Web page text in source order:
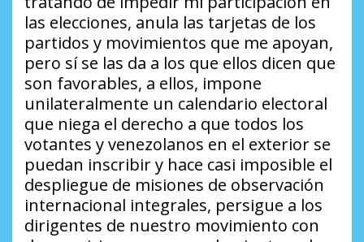
las elecciones, anula las tarjetas de los
partidos y movimientos que me apoyan,
pero sí se las da a los que ellos dicen que
son favorables, a ellos, impone
unilateralmente un calendario electoral
que niega el derecho a que todos los
votantes y venezolanos en el exterior se
puedan inscribir y hace casi imposible el
despliegue de misiones de observación
internacional integrales, persigue a los
dirigentes de nuestro movimiento con